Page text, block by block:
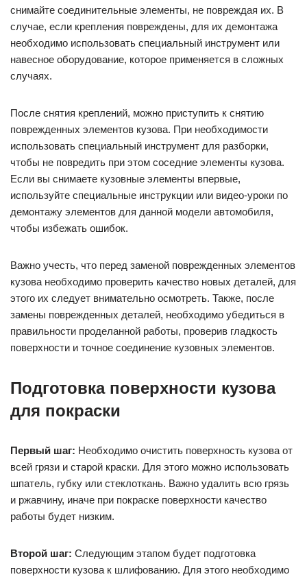
снимайте соединительные элементы, не повреждая их. В
случае, если крепления повреждены, для их демонтажа
необходимо использовать специальный инструмент или
навесное оборудование, которое применяется в сложных
случаях.
После снятия креплений, можно приступить к снятию
поврежденных элементов кузова. При необходимости
использовать специальный инструмент для разборки,
чтобы не повредить при этом соседние элементы кузова.
Если вы снимаете кузовные элементы впервые,
используйте специальные инструкции или видео-уроки по
демонтажу элементов для данной модели автомобиля,
чтобы избежать ошибок.
Важно учесть, что перед заменой поврежденных элементов
кузова необходимо проверить качество новых деталей, для
этого их следует внимательно осмотреть. Также, после
замены поврежденных деталей, необходимо убедиться в
правильности проделанной работы, проверив гладкость
поверхности и точное соединение кузовных элементов.
Подготовка поверхности кузова
для покраски
Первый шаг: Необходимо очистить поверхность кузова от
всей грязи и старой краски. Для этого можно использовать
шпатель, губку или стеклоткань. Важно удалить всю грязь
и ржавчину, иначе при покраске поверхности качество
работы будет низким.
Второй шаг: Следующим этапом будет подготовка
поверхности кузова к шлифованию. Для этого необходимо